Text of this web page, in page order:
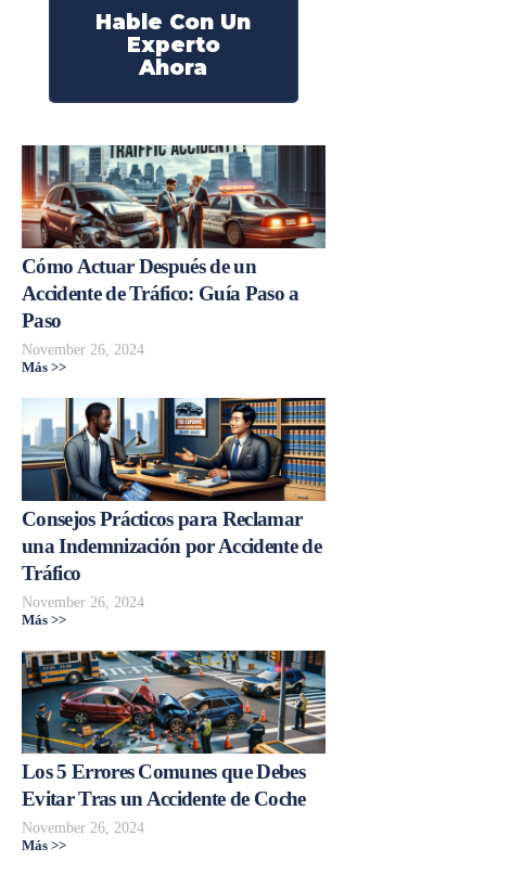
Hable Con Un
Experto
Ahora
Cómo Actuar Después de un
Accidente de Tráfico: Guía Paso a
Paso
November 26, 2024
Más >>
Consejos Prácticos para Reclamar
una Indemnización por Accidente de
Tráfico
November 26, 2024
Más >>
Los 5 Errores Comunes que Debes
Evitar Tras un Accidente de Coche
November 26, 2024
Más >>